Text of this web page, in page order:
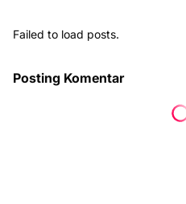
Failed to load posts.
Posting Komentar